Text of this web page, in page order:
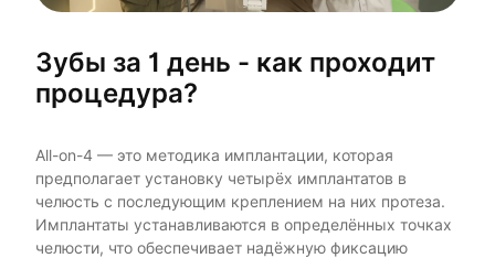
Зубы за 1 день - как проходит
процедура?
All-on-4 — это методика имплантации, которая
предполагает установку четырёх имплантатов в
челюсть с последующим креплением на них протеза.
Имплантаты устанавливаются в определённых точках
челюсти, что обеспечивает надёжную фиксацию